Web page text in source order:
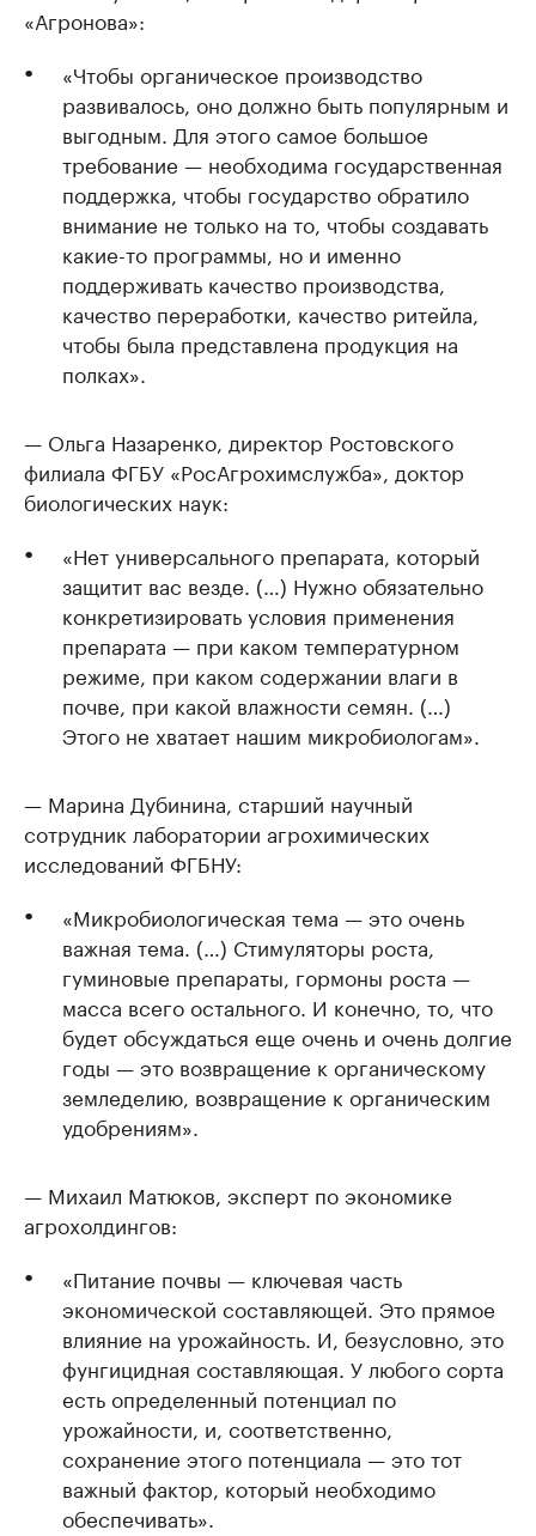
«Агронова»:
«Чтобы органическое производство
развивалось, оно должно быть популярным и
выгодным. Для этого самое большое
требование — необходима государственная
поддержка, чтобы государство обратило
внимание не только на то, чтобы создавать
какие-то программы, но и именно
поддерживать качество производства,
качество переработки, качество ритейла,
чтобы была представлена продукция на
полках».
— Ольга Назаренко, директор Ростовского
филиала ФГБУ «РосАгрохимслужба», доктор
биологических наук:
«Нет универсального препарата, который
защитит вас везде. (…) Нужно обязательно
конкретизировать условия применения
препарата — при каком температурном
режиме, при каком содержании влаги в
почве, при какой влажности семян. (…)
Этого не хватает нашим микробиологам».
— Марина Дубинина, старший научный
сотрудник лаборатории агрохимических
исследований ФГБНУ:
«Микробиологическая тема — это очень
важная тема. (…) Стимуляторы роста,
гуминовые препараты, гормоны роста —
масса всего остального. И конечно, то, что
будет обсуждаться еще очень и очень долгие
годы — это возвращение к органическому
земледелию, возвращение к органическим
удобрениям».
— Михаил Матюков, эксперт по экономике
агрохолдингов:
«Питание почвы — ключевая часть
экономической составляющей. Это прямое
влияние на урожайность. И, безусловно, это
фунгицидная составляющая. У любого сорта
есть определенный потенциал по
урожайности, и, соответственно,
сохранение этого потенциала — это тот
важный фактор, который необходимо
обеспечивать».